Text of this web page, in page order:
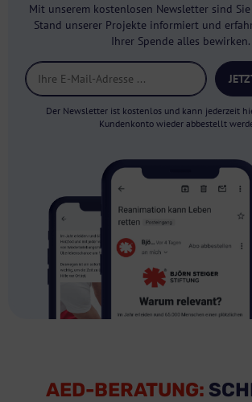
Mit unserem kostenlosen Newsletter sind
Stand unserer Projekte informiert und
Ihrer Spende alles bewirken.
Der Newsletter ist kostenlos und kann jederzeit
Kundenkonto wieder abbestellt
AED-BERATUNG: